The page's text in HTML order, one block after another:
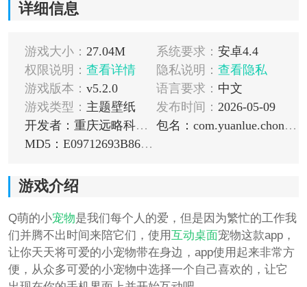
详细信息
游戏大小： 27.04M 系统要求： 安卓4.4
权限说明： 查看详情 隐私说明： 查看隐私
游戏版本： v5.2.0 语言要求： 中文
游戏类型： 主题壁纸 发布时间： 2026-05-09
开发者：重庆远略科技有限公司
包名：com.yuanlue.chongwu
MD5：E09712693B868AB35F7F45A742ABD00F
游戏介绍
Q萌的小宠物是我们每个人的爱，但是因为繁忙的工作我
们并腾不出时间来陪它们，使用互动桌面宠物这款app，
让你天天将可爱的小宠物带在身边，app使用起来非常方
便，从众多可爱的小宠物中选择一个自己喜欢的，让它